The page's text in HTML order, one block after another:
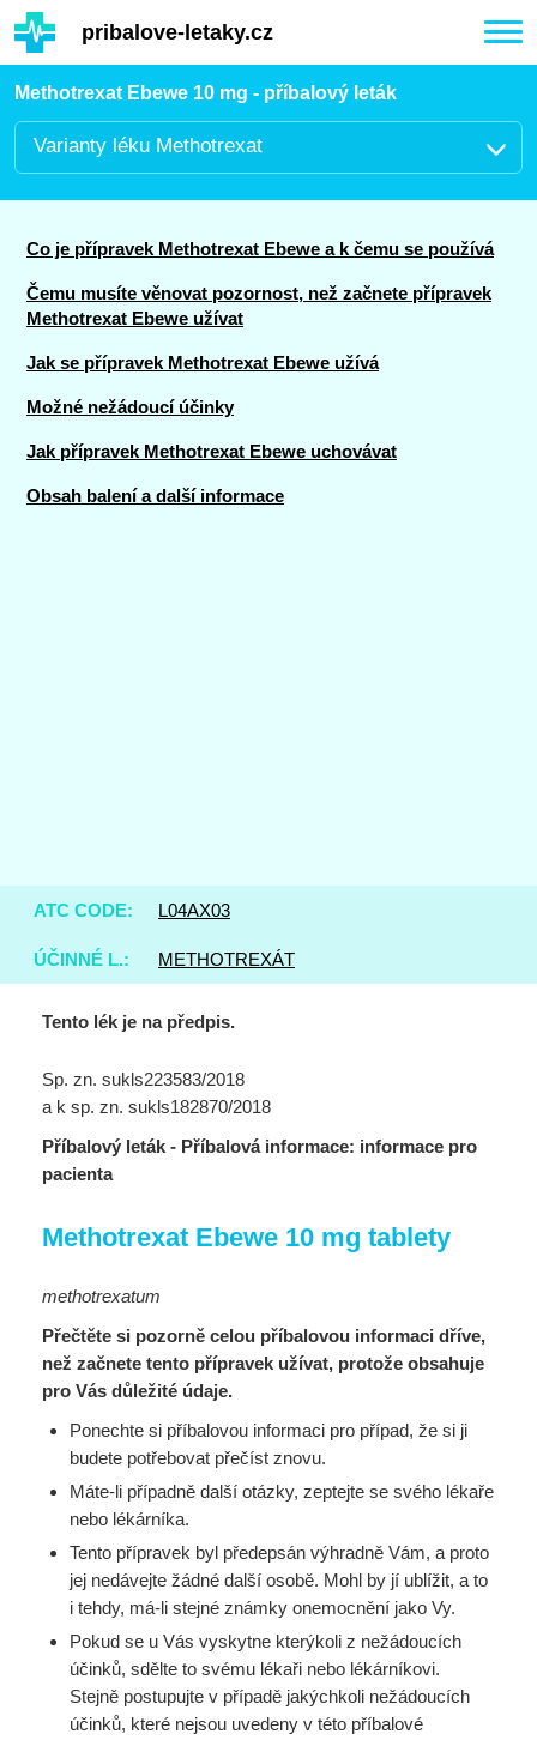
Hauptinhalt
pribalove-letaky.cz
Methotrexat Ebewe 10 mg - příbalový leták
Varianty léku Methotrexat
Co je přípravek Methotrexat Ebewe a k čemu se používá
Čemu musíte věnovat pozornost, než začnete přípravek
Methotrexat Ebewe užívat
Jak se přípravek Methotrexat Ebewe užívá
Možné nežádoucí účinky
Jak přípravek Methotrexat Ebewe uchovávat
Obsah balení a další informace
ATC CODE: L04AX03
ÚČINNÉ L.: METHOTREXÁT
Tento lék je na předpis.
Sp. zn. sukls223583/2018
a k sp. zn. sukls182870/2018
Příbalový leták - Příbalová informace: informace pro
pacienta
Methotrexat Ebewe 10 mg tablety
methotrexatum
Přečtěte si pozorně celou příbalovou informaci dříve,
než začnete tento přípravek užívat, protože obsahuje
pro Vás důležité údaje.
Ponechte si příbalovou informaci pro případ, že si ji
budete potřebovat přečíst znovu.
Máte-li případně další otázky, zeptejte se svého lékaře
nebo lékárníka.
Tento přípravek byl předepsán výhradně Vám, a proto
jej nedávejte žádné další osobě. Mohl by jí ublížit, a to
i tehdy, má-li stejné známky onemocnění jako Vy.
Pokud se u Vás vyskytne kterýkoli z nežádoucích
účinků, sdělte to svému lékaři nebo lékárníkovi.
Stejně postupujte v případě jakýchkoli nežádoucích
účinků, které nejsou uvedeny v této příbalové